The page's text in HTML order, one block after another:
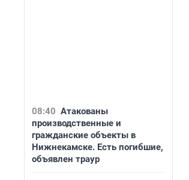
08:40 Атакованы
производственные и
гражданские объекты в
Нижнекамске. Есть погибшие,
объявлен траур